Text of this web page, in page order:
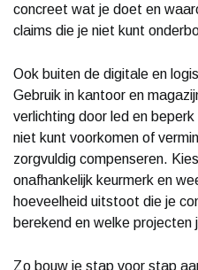
concreet wat je doet en
claims die je niet kunt
Ook buiten de digitale en
Gebruik in kantoor en
verlichting door led en
niet kunt voorkomen of
zorgvuldig compenseren.
onafhankelijk keurmerk en
hoeveelheid uitstoot die je
berekend en welke projecten
Zo bouw je stap voor stap